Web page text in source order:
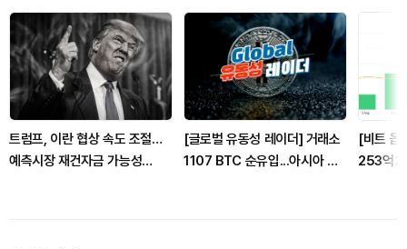
트럼프, 이란 협상 속도 조절…
예측시장 재건자금 가능성
[글로벌 유동성 레이더] 거래소
1107 BTC 순유입...아시아 거
[비트 옵
253억